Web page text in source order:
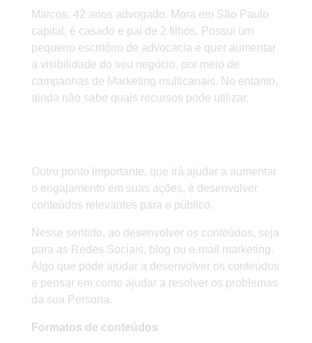
Marcos, 42 anos advogado. Mora em São Paulo
capital, é casado e pai de 2 filhos. Possui um
pequeno escritório de advocacia e quer aumentar
a visibilidade do seu negócio, por meio de
campanhas de Marketing multicanais. No entanto,
ainda não sabe quais recursos pode utilizar.
Outro ponto importante, que irá ajudar a aumentar
o engajamento em suas ações, é desenvolver
conteúdos relevantes para o público.
Nesse sentido, ao desenvolver os conteúdos, seja
para as Redes Sociais, blog ou e-mail marketing.
Algo que pode ajudar a desenvolver os conteúdos
e pensar em como ajudar a resolver os problemas
da sua Persona.
Formatos de conteúdos